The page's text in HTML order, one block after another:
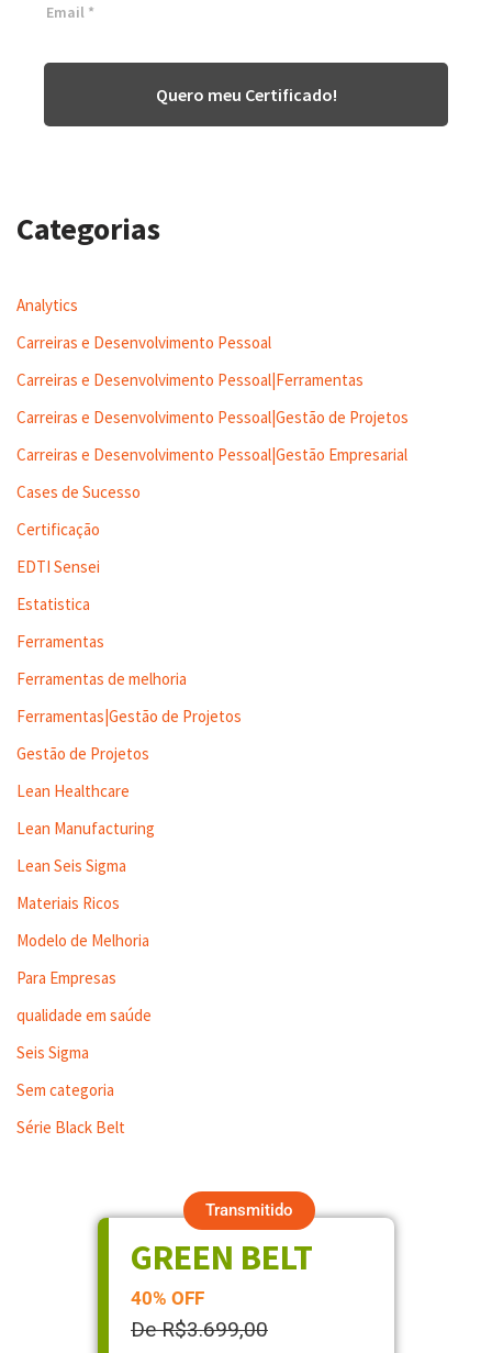
Quero meu Certificado!
Categorias
Analytics
Carreiras e Desenvolvimento Pessoal
Carreiras e Desenvolvimento Pessoal|Ferramentas
Carreiras e Desenvolvimento Pessoal|Gestão de Projetos
Carreiras e Desenvolvimento Pessoal|Gestão Empresarial
Cases de Sucesso
Certificação
EDTI Sensei
Estatistica
Ferramentas
Ferramentas de melhoria
Ferramentas|Gestão de Projetos
Gestão de Projetos
Lean Healthcare
Lean Manufacturing
Lean Seis Sigma
Materiais Ricos
Modelo de Melhoria
Para Empresas
qualidade em saúde
Seis Sigma
Sem categoria
Série Black Belt
Transmitido
GREEN BELT
40% OFF
De R$3.699,00